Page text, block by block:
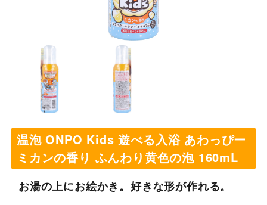
温泡 ONPO Kids 遊べる入浴 あわっぴー
ミカンの香り ふんわり黄色の泡 160mL
お湯の上にお絵かき。好きな形が作れる。